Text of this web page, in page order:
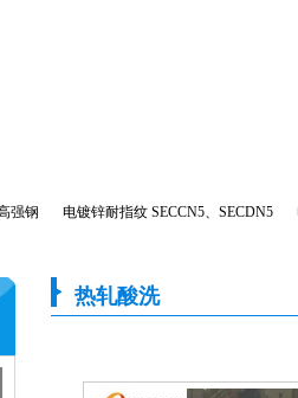
强钢 电镀锌耐指纹 SECCN5、SECDN5
热轧酸洗